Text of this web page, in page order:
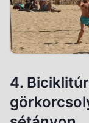
4.